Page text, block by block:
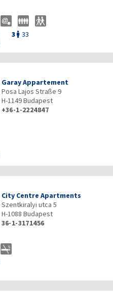
3  33
Garay Appartement
Posa Lajos Straße 9
H-1149Budapest
+36-1-2224847
City Centre Apartments
Szentkiralyi utca 5
H-1088 Budapest
36-1-3171456